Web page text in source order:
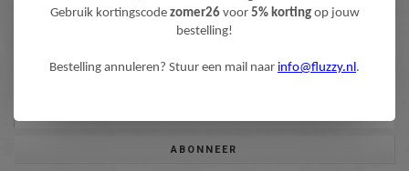
NIEUWSBRIEF
Word lid van onze mailinglijst:
ABONNEER
Gebruik kortingscode zomer26 voor 5% kortingop jouw
bestelling!
Bestelling annuleren? Stuur een mail naar info@fluzzy.nl .